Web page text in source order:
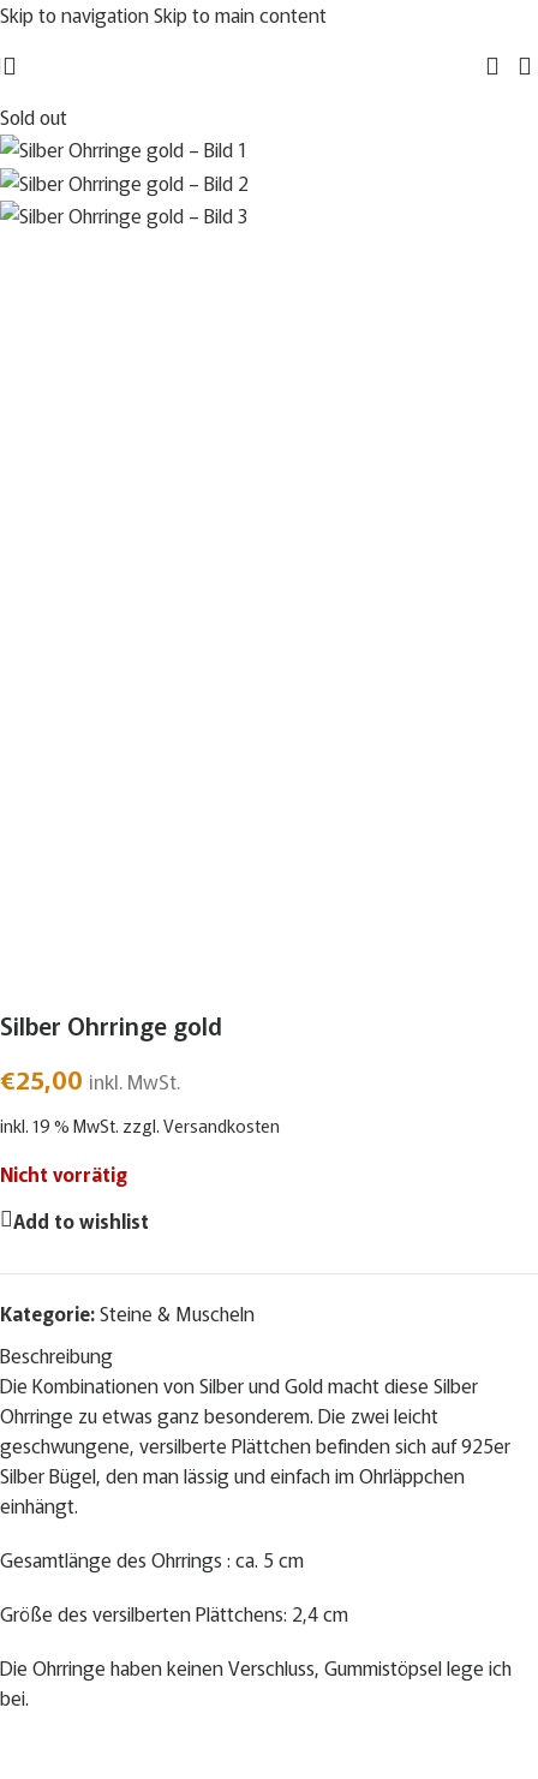
Skip to navigationSkip to main content
Sold out
Silber Ohrringe gold
€25,00 inkl. MwSt.
inkl. 19 % MwSt. zzgl.Versandkosten
Nicht vorrätig
Add to wishlist
Kategorie:Steine & Muscheln
Beschreibung
Die Kombinationen von Silber und Gold macht diese Silber
Ohrringe zu etwas ganz besonderem. Die zwei leicht
geschwungene, versilberte Plättchen befinden sich auf 925er
Silber Bügel, den man lässig und einfach im Ohrläppchen
einhängt.
Gesamtlänge des Ohrrings : ca. 5 cm
Größe des versilberten Plättchens: 2,4 cm
Die Ohrringe haben keinen Verschluss, Gummistöpsel lege ich
bei.